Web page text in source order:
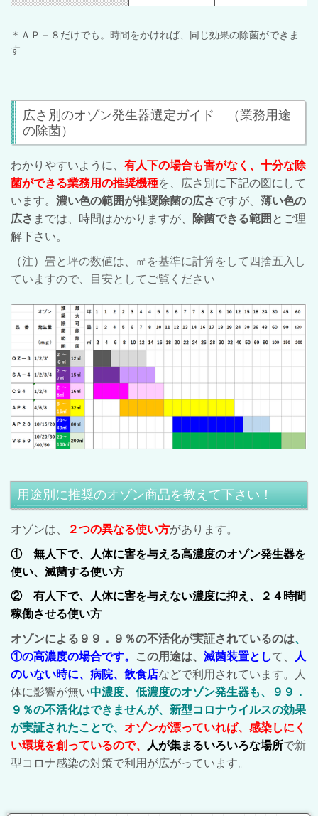
＊ ＡＰ－８だけでも。時間をかければ、同じ効果の除菌ができま
す
広さ別のオゾン発生器選定ガイド （業務用途
の除菌）
わかりやすいように、 有人下の場合も害がなく、十分な除
菌ができる業務用の推奨機種を、広さ別に下記の図にして
います。 濃い色の範囲が推奨除菌の広さですが、 薄い色の
広さ までは、時間はかかりますが、 除菌できる範囲 とご理
解下さい。
（注） 畳と坪の数値は、㎡を基準に計算をして四捨五入し
ていますので、目安としてご覧ください
用途別に推奨のオゾン商品を教えて下さい！
オゾンは、 ２つの異なる使い方があります。
① 無人下で、人体に害を与える高濃度のオゾン発生器を
使い、滅菌する使い方
② 有人下で、人体に害を与えない濃度に抑え、２４時間
稼働させる使い方
オゾンによる９９．９％の不活化が実証されているのは、
①の高濃度の場合です。
この用途は、 滅菌装置として、
人
のいない時に、病院、飲食店などで利用されています。人
体に影響が無い中濃度、低濃度のオゾン発生器も、９９．
９％の不活化はできませんが、新型コロナウイルスの効果
が実証されたことで、 オゾンが漂っていれば、感染しにく
い環境を創っているので、
人が集まるいろいろな場所で新
型コロナ感染の対策で利用が広がっています。